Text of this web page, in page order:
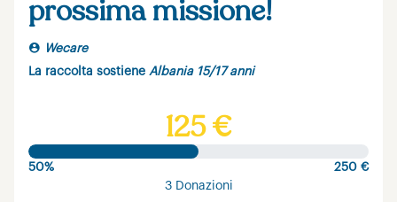
prossima missione!
Wecare
La raccolta sostiene Albania 15/17 anni
125 €
50%
250 €
3 Donazioni